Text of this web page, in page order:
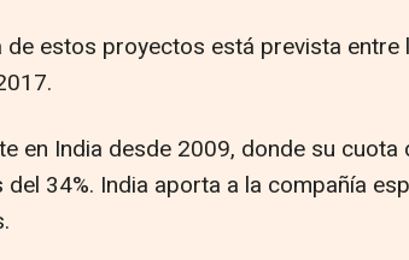
de estos proyectos está prevista entre
en India desde 2009, donde su cuota
34%. India aporta a la compañía